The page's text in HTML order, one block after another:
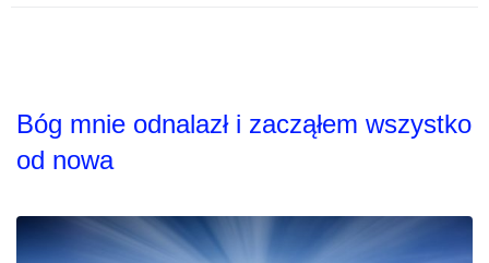
Bóg mnie odnalazł i zacząłem wszystko
od nowa